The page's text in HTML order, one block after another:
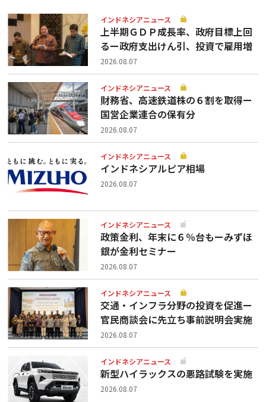
インドネシアニュース
上半期ＧＤＰ成長率、政府目標上回
るー政府支出けん引、投資で雇用増
2026.08.07
インドネシアニュース
財務省、高速鉄道株の６割を取得ー
国営企業連合の保有分
2026.08.07
インドネシアニュース
インドネシアルピア相場
2026.08.07
インドネシアニュース
政策金利、年末に６％台もーみずほ
銀が金利セミナー
2026.08.07
インドネシアニュース
交通・インフラ分野の投資を促進ー
官民商談会に先立ち事前説明会実施
2026.08.07
インドネシアニュース
新型ハイラックスの悪路試験を実施
2026.08.07